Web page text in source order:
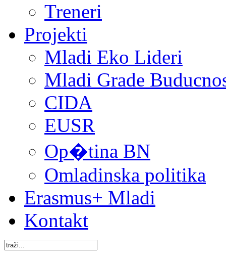
Treneri
Projekti
Mladi Eko Lideri
Mladi Grade
CIDA
EUSR
Op�tina BN
Omladinska politika
Erasmus+ Mladi
Kontakt